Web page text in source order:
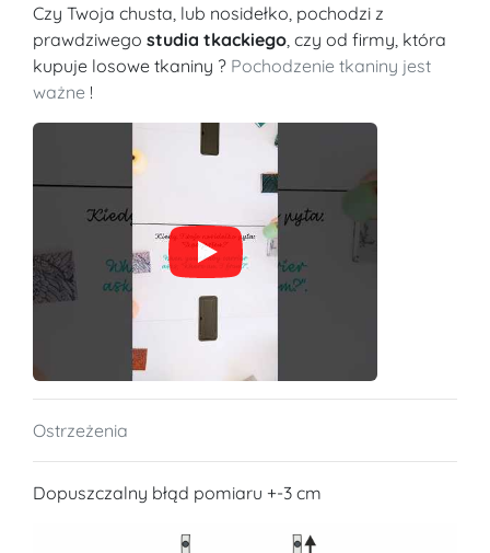
Czy Twoja chusta, lub nosidełko, pochodzi z
prawdziwego studia tkackiego , czy od firmy, która
kupuje losowe tkaniny ? Pochodzenie tkaniny jest
ważne !
Ostrzeżenia
Dopuszczalny błąd pomiaru +-3 cm